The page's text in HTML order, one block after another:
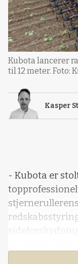
Kubota lancerer
til 12 meter. Foto:
Kasper
- Kubota er